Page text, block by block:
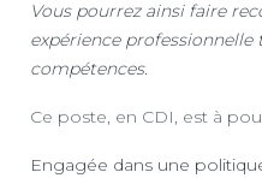
Vous pourrez ainsi faire
expérience
compétences.
Ce poste, en CDI, est à
Engagée dans une